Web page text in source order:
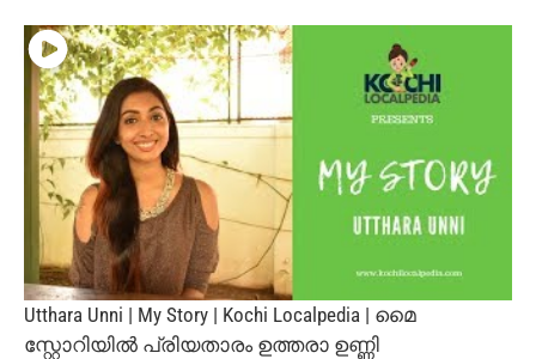
Utthara Unni | My Story | Kochi Localpedia | മൈ
സ്റ്റോറിയില്‍ പ്രിയതാരം ഉത്തരാ ഉണ്ണി